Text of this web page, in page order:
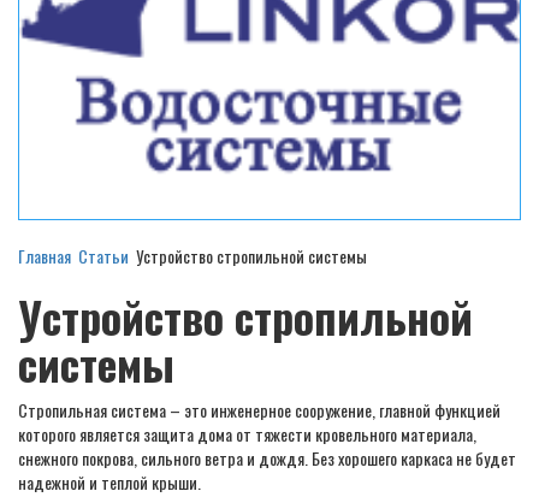
Главная Статьи Устройство стропильной системы
Устройство стропильной
системы
Стропильная система – это инженерное сооружение, главной функцией
которого является защита дома от тяжести кровельного материала,
снежного покрова, сильного ветра и дождя. Без хорошего каркаса не будет
надежной и теплой крыши.